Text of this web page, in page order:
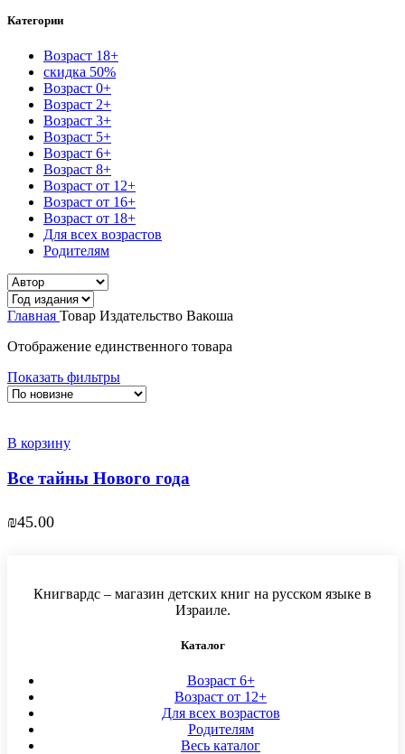
Категории
Возраст 18+
скидка 50%
Возраст 0+
Возраст 2+
Возраст 3+
Возраст 5+
Возраст 6+
Возраст 8+
Возраст от 12+
Возраст от 16+
Возраст от 18+
Для всех возрастов
Родителям
Главная Товар Издательство Вакоша
Отображение единственного товара
Показать фильтры
В корзину
Все тайны Нового года
₪45.00
Книгвардс – магазин детских книг на русском языке в
Израиле.
Каталог
Возраст 6+
Возраст от 12+
Для всех возрастов
Родителям
Весь каталог